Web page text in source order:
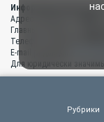
Информационный
Адрес редакции:
Главный редактор:
Телефон редакции
E-mail редакции:
dva3-
Для юридически
комментариев Рубрики